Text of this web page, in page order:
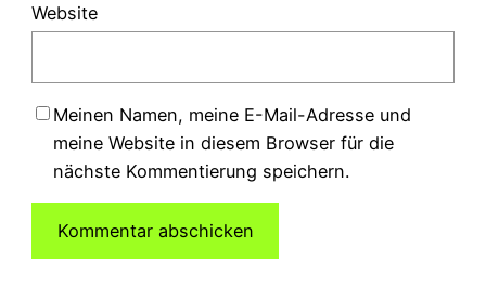
Website
Meinen Namen, meine E-Mail-Adresse und
meine Website in diesem Browser für die
nächste Kommentierung speichern.